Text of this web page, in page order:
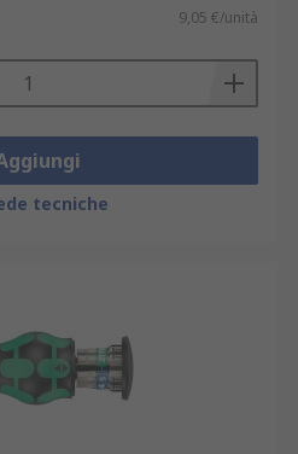
9,05 €/unità
tecniche